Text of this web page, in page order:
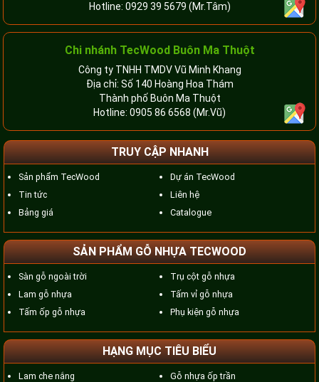
Hotline: 0929 39 5679 (Mr.Tâm)
Chi nhánh TecWood Buôn Ma Thuột
Công ty TNHH TMDV Vũ Minh Khang
Địa chỉ: Số 140 Hoàng Hoa Thám
Thành phố Buôn Ma Thuột
Hotline: 0905 86 6568 (Mr.Vũ)
TRUY CẬP NHANH
Sản phẩm TecWood
Tin tức
Bảng giá
Dự án TecWood
Liên hệ
Catalogue
SẢN PHẨM GỖ NHỰA TECWOOD
Sàn gỗ ngoài trời
Lam gỗ nhựa
Tấm ốp gỗ nhựa
Trụ cột gỗ nhựa
Tấm vỉ gỗ nhựa
Phụ kiện gỗ nhựa
HẠNG MỤC TIÊU BIỂU
Lam che nắng
Gỗ nhựa ốp trần